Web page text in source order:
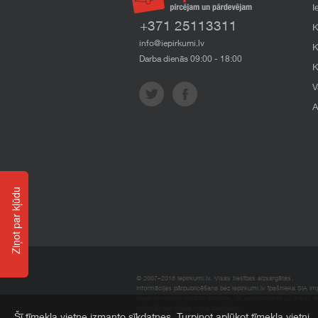
+371 25113311
info@iepirkumi.lv
Darba dienās 09:00 - 18:00
© 2007–2018 Iepirkumi.lv. Visas tiesības aizsargātas.
Informācijas pārpublicēšana bez iepirkumi.lv īpašnieka SIA
Ziņot par kļūdu